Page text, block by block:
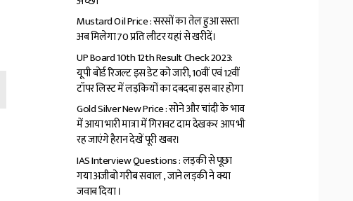
Mustard Oil Price : सरसों का तेल हुआ सस्ता
अब मिलेगा ₹70 प्रति लीटर यहां से खरीदें।
UP Board 10th 12th Result Check 2023:
यूपी बोर्ड रिजल्ट इस डेट को जारी, 10वीं एवं 12वीं
टॉपर लिस्ट में लड़कियों का दबदबा इस बार होगा
Gold Silver New Price : सोने और चांदी के भाव
में आया भारी मात्रा में गिरावट दाम देखकर आप भी
रह जाएंगे हैरान देखें पूरी खबर।
IAS Interview Questions : लड़की से पूछा
गया अजीबो गरीब सवाल , जाने लड़की ने क्या
जवाब दिया ।